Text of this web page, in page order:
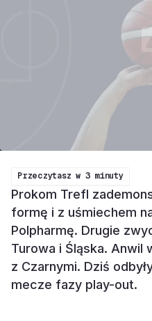
Przeczytasz w 3 minuty
Prokom Trefl
formę i z uśmiechem
Polpharmę. Drugie
Turowa i Śląska. Anwil
z Czarnymi. Dziś
mecze fazy play-out.